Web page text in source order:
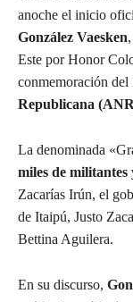
anoche el inicio
González Vaesken
Este por Honor
conmemoración del
Republicana
La denominada
miles de militantes
Zacarías Irún, el
de Itaipú, Justo
Bettina Aguilera.
En su discurso,